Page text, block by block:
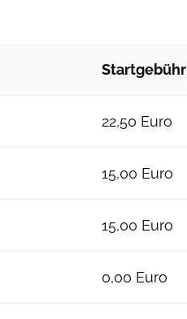
Startgebühr
22,50 Euro
15,00 Euro
15,00 Euro
0,00 Euro